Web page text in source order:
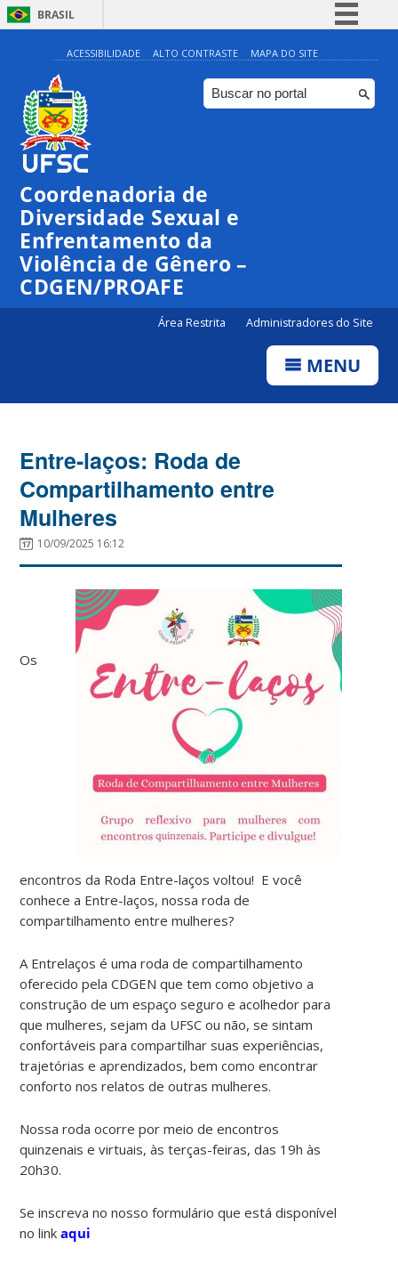
BRASIL
Simplifique!
Comunica BR
Participe
ACESSIBILIDADE ALTO CONTRASTE MAPA DO SITE
Coordenadoria de
Diversidade Sexual e
Enfrentamento da
Violência de Gênero –
CDGEN/PROAFE
Área Restrita Administradores do Site
MENU
Entre-laços: Roda de
Compartilhamento entre
Mulheres
10/09/2025 16:12
Os
encontros da Roda Entre-laços voltou! E você
conhece a Entre-laços, nossa roda de
compartilhamento entre mulheres?
A Entrelaços é uma roda de compartilhamento
oferecido pela CDGEN que tem como objetivo a
construção de um espaço seguro e acolhedor para
que mulheres, sejam da UFSC ou não, se sintam
confortáveis para compartilhar suas experiências,
trajetórias e aprendizados, bem como encontrar
conforto nos relatos de outras mulheres.
Nossa roda ocorre por meio de encontros
quinzenais e virtuais, às terças-feiras, das 19h às
20h30.
Se inscreva no nosso formulário que está disponível
no linkaqui